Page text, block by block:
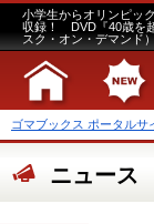
小学生からオリンピッ
収録！ DVD『40歳を
スク・オン・デマン
ゴマブックス ポータルサ
ニュース